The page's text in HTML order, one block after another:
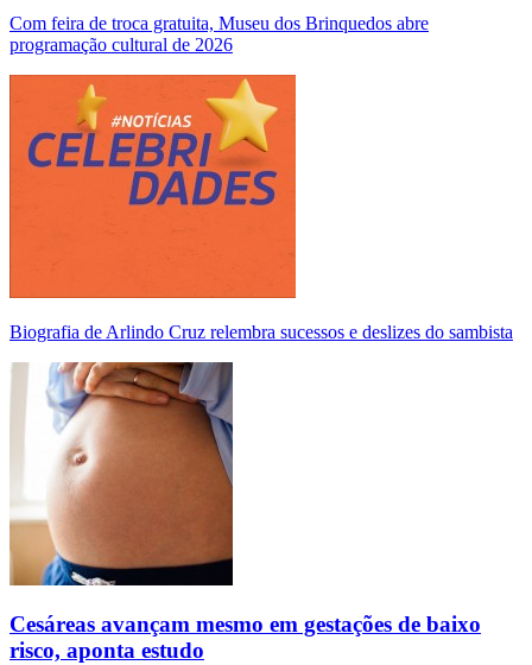
Com feira de troca gratuita, Museu dos Brinquedos abre
programação cultural de 2026
Biografia de Arlindo Cruz relembra sucessos e deslizes do sambista
Cesáreas avançam mesmo em gestações de baixo
risco, aponta estudo